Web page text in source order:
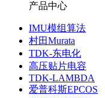
产品中心
IMU模组算法
村田Murata
TDK-东电化
高压贴片电容
TDK-LAMBDA
爱普科斯EPCOS